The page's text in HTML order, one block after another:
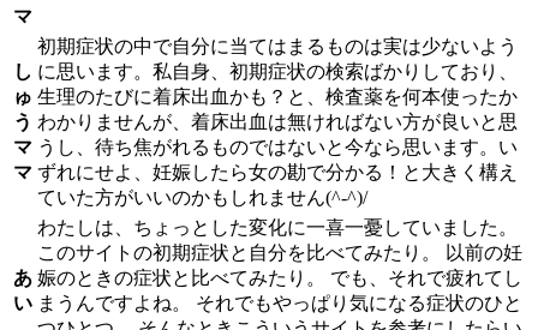
マ
し
ゅ
う
マ
マ
初期症状の中で自分に当てはまるものは実は少ないよう
に思います。私自身、初期症状の検索ばかりしており、
生理のたびに着床出血かも？と、検査薬を何本使ったか
わかりませんが、着床出血は無ければない方が良いと思
うし、待ち焦がれるものではないと今なら思います。い
ずれにせよ、妊娠したら女の勘で分かる！と大きく構え
ていた方がいいのかもしれません(^-^)/
あ
い
わたしは、ちょっとした変化に一喜一憂していました。
このサイトの初期症状と自分を比べてみたり。 以前の妊
娠のときの症状と比べてみたり。 でも、それで疲れてし
まうんですよね。 それでもやっぱり気になる症状のひと